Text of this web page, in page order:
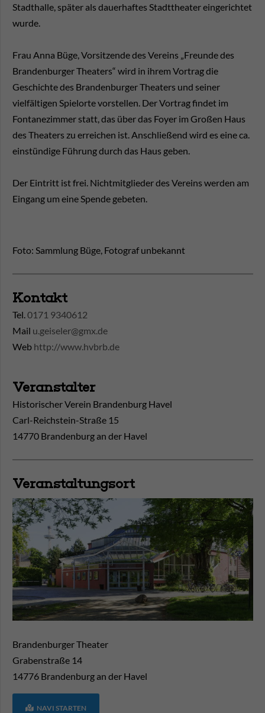
Stadthalle, später als dauerhaftes Stadttheater eingerichtet
wurde.
Frau Anna Büge, Vorsitzende des Vereins „Freunde des
Brandenburger Theaters“ wird in ihrem Vortrag die
Geschichte des Brandenburger Theaters und seiner
vielfältigen Spielorte vorstellen. Der Vortrag findet im
Fontanezimmer statt, das über das Foyer im Großen Haus
des Theaters zu erreichen ist. Anschließend wird es eine ca.
einstündige Führung durch das Haus geben.
Der Eintritt ist frei. Nichtmitglieder des Vereins werden am
Eingang um eine Spende gebeten.
Foto: Sammlung Büge, Fotograf unbekannt
Kontakt
Tel. 0171 9340612
Mail u.geiseler@gmx.de
Web http://www.hvbrb.de
Veranstalter
Historischer Verein Brandenburg Havel
Carl-Reichstein-Straße 15
14770 Brandenburg an der Havel
Veranstaltungsort
Brandenburger Theater
Grabenstraße 14
14776 Brandenburg an der Havel
NAVI STARTEN